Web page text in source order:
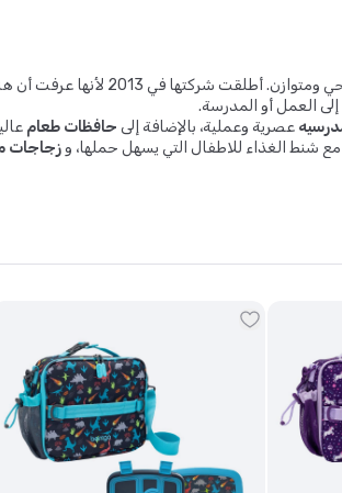
بينتغو متحمسة لدعم العملاء
إلى العمل أو المدرسة.
عصرية وعملية، بالإضافة إلى حافظات طعام
مع شنط الغذاء للاطفال التي يسهل حملها، وزجاجات